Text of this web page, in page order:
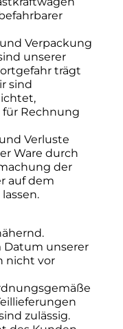
Verpackung
unserer
trägt
sind
Rechnung
Verluste
Ware durch
der
auf dem
Datum unserer
nicht vor
zulässig.